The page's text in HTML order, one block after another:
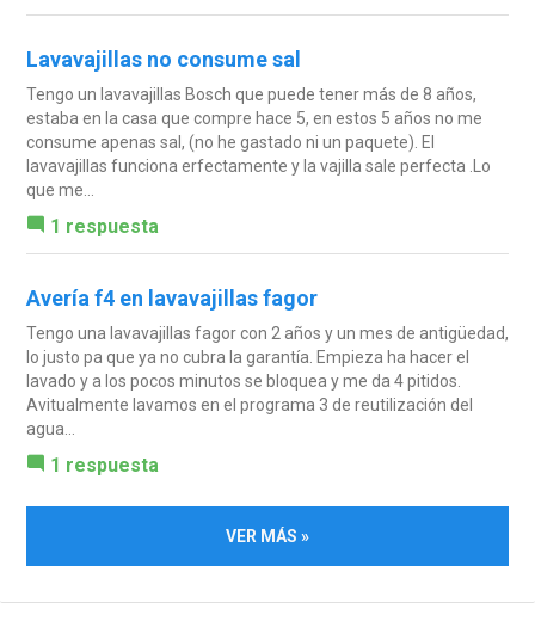
Lavavajillas no consume sal
Tengo un lavavajillas Bosch que puede tener más de 8 años,
estaba en la casa que compre hace 5, en estos 5 años no me
consume apenas sal, (no he gastado ni un paquete). El
lavavajillas funciona erfectamente y la vajilla sale perfecta .Lo
que me...
1 respuesta
Avería f4 en lavavajillas fagor
Tengo una lavavajillas fagor con 2 años y un mes de antigüedad,
lo justo pa que ya no cubra la garantía. Empieza ha hacer el
lavado y a los pocos minutos se bloquea y me da 4 pitidos.
Avitualmente lavamos en el programa 3 de reutilización del
agua...
1 respuesta
VER MÁS »